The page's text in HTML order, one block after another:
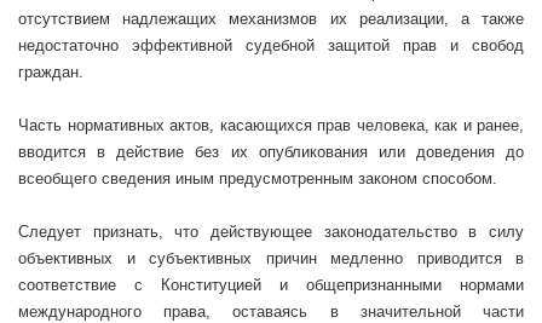
отсутствием надлежащих механизмов их реализации, а также
недостаточно эффективной судебной защитой прав и свобод
граждан.
Часть нормативных актов, касающихся прав человека, как и ранее,
вводится в действие без их опубликования или доведения до
всеобщего сведения иным предусмотренным законом способом.
Следует признать, что действующее законодательство в силу
объективных и субъективных причин медленно приводится в
соответствие с Конституцией и общепризнанными нормами
международного права, оставаясь в значительной части